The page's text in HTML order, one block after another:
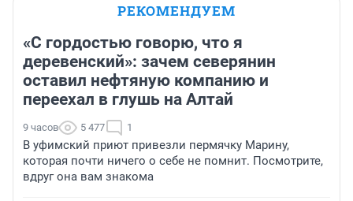
РЕКОМЕНДУЕМ
«С гордостью говорю, что я
деревенский»: зачем северянин
оставил нефтяную компанию и
переехал в глушь на Алтай
9 часов 5 477 1
В уфимский приют привезли пермячку Марину,
которая почти ничего о себе не помнит. Посмотрите,
вдруг она вам знакома